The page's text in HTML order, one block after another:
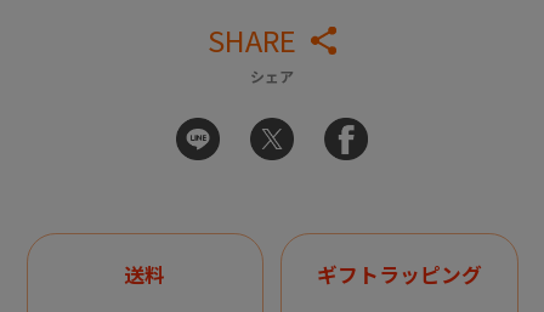
SHARE
シェア
送料 ギフトラッピング